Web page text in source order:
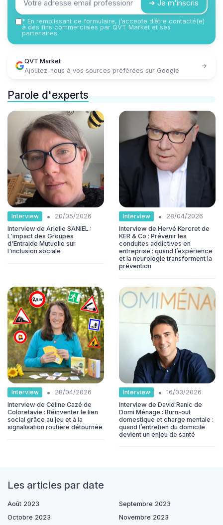
➔ Je m'inscris
* En remplissant ce formulaire, j’accepte d’être contacté(e)
à des fins commerciales par QVT Market et ses
partenaires.
QVT Market
Ajoutez-nous à vos sources préférées sur Google
Parole d'experts
Interview •
20/05/2026
Interview de Arielle SANIEL :
L'impact des Groupes
d'Entraide Mutuelle sur
l'inclusion sociale
Interview •
28/04/2026
Interview de Hervé Kercret de
KER & Co : Prévenir les
conduites addictives en
entreprise : quand l’expérience
et la neurologie transforment la
prévention
Interview •
28/04/2026
Interview de Céline Cazé de
Coloretavie : Réinventer le lien
social grâce au jeu et à la
signalisation routière détournée
Interview •
16/03/2026
Interview de David Ranic de
Domi Ménage : Burn-out
domestique et charge mentale :
quand l’entretien du domicile
devient un enjeu de santé
Les articles par date
Août 2023
Septembre 2023
Octobre 2023
Novembre 2023